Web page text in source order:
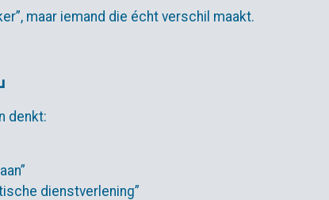
maar iemand die écht verschil maakt.
denkt:
dienstverlening”